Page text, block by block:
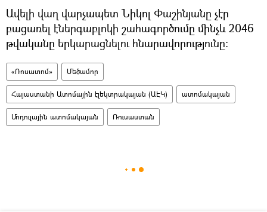
Ավելի վաղ վարչապետ Նիկոլ Փաշինյանը չէր
բացառել էներգաբլոկի շահագործումը մինչև 2046
թվականը երկարացնելու հնարավորությունը:
«Ռոսատոմ» Մեծամոր
Հայաստանի Ատոմային էլեկտրակայան (ԱԷԿ) ատոմակայան
Մոդուլային ատոմակայան Ռուսաստան